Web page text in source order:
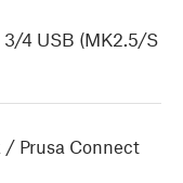
3/4 USB (MK2.5/S
/ Prusa Connect